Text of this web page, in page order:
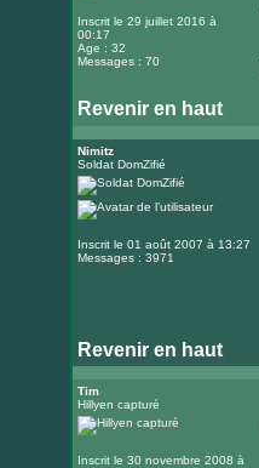
Inscrit le 29 juillet 2016 à
00:17
Age : 32
Messages : 70
Revenir en haut
Nimitz
Soldat DomZifié
Inscrit le 01 août 2007 à 13:27
Messages : 3971
Revenir en haut
Tim
Hillyen capturé
Inscrit le 30 novembre 2008 à